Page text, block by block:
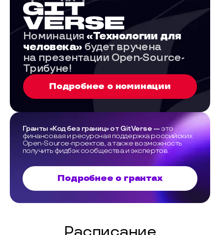
Номинация «Технологии для
человека» будет вручена
на презентации Open-Source-
Трибуне!
Подробнее о номинации
Гранты «Код без границ» от GitVerse —это
финансовая и ресурсная поддержка российских
Open-Source-проектов, а также возможность
получить фидбэк сообщества и экспертов.
Подробнее о грантах